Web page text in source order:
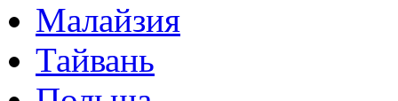
Малайзия
Тайвань